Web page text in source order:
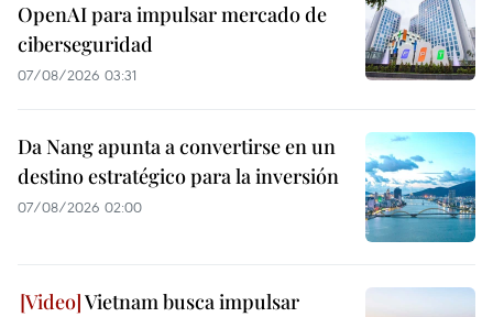
OpenAI para impulsar mercado de
ciberseguridad
07/08/2026 03:31
Da Nang apunta a convertirse en un
destino estratégico para la inversión
07/08/2026 02:00
Vietnam busca impulsar